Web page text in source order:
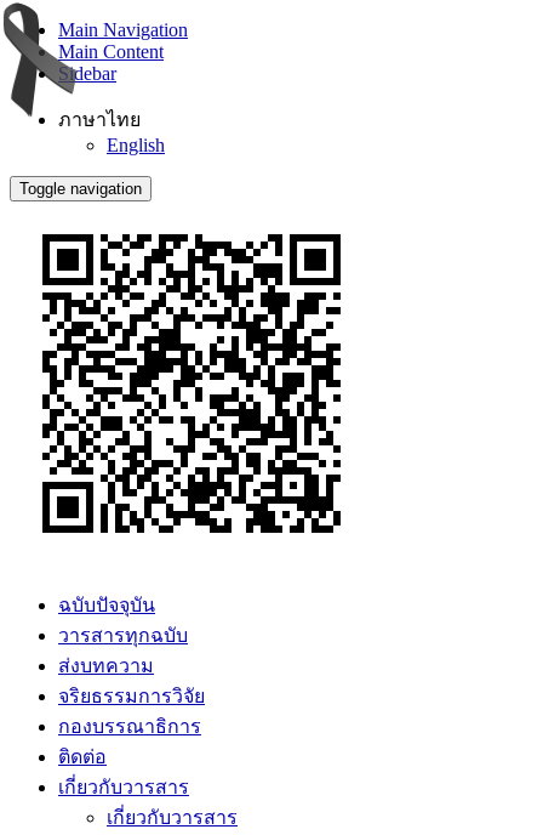
Main Navigation
Main Content
Sidebar
ภาษาไทย
English
Toggle navigation
ฉบับปัจจุบัน
วารสารทุกฉบับ
ส่งบทความ
จริยธรรมการวิจัย
กองบรรณาธิการ
ติดต่อ
เกี่ยวกับวารสาร
เกี่ยวกับวารสาร